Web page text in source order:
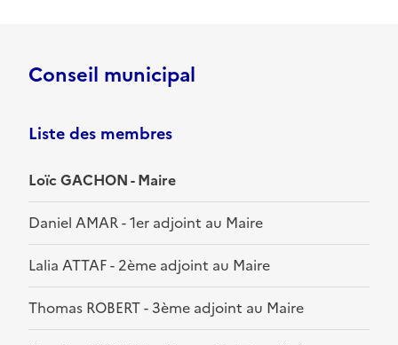
Conseil municipal
Liste des membres
Loïc GACHON - Maire
Daniel AMAR - 1er adjoint au Maire
Lalia ATTAF - 2ème adjoint au Maire
Thomas ROBERT - 3ème adjoint au Maire